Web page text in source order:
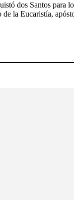
dos Santos
la Eucaristía,